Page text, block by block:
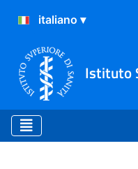
Istituto